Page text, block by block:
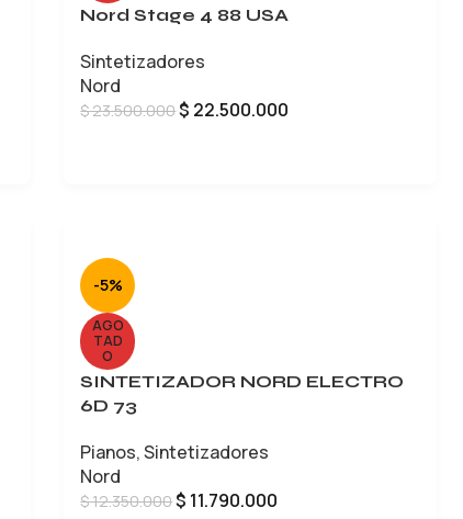
Nord Stage 4 88 USA
Sintetizadores
Nord
$23.500.000$ 22.500.000
-5%
AGO
TAD
O
SINTETIZADOR NORD ELECTRO
6D 73
Pianos,Sintetizadores
Nord
$12.350.000$ 11.790.000